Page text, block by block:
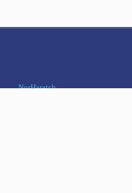
NorHaratch